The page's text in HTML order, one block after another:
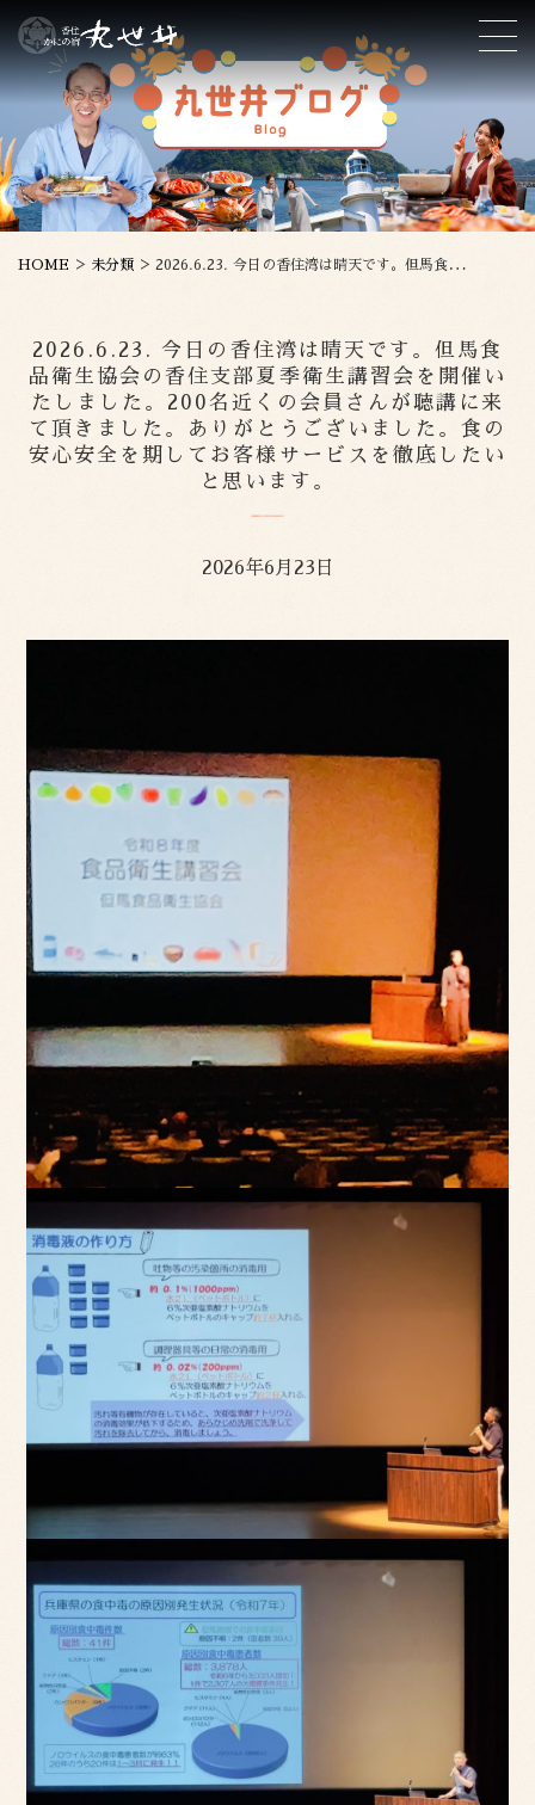
HOME > 未分類 > 2026.6.23. 今日の香住湾は晴天です。但馬食品衛生協会の香住支部夏季衛生講習会を開催いたしました。200名近くの会員さんが聴講に来て頂きました。ありがとうございました。食の安心安全を期してお客様サービスを徹底したいと思います。
2026.6.23. 今日の香住湾は晴天です。但馬食
品衛生協会の香住支部夏季衛生講習会を開催い
たしました。200名近くの会員さんが聴講に来
て頂きました。ありがとうございました。食の
安心安全を期してお客様サービスを徹底したい
と思います。
2026年6月23日